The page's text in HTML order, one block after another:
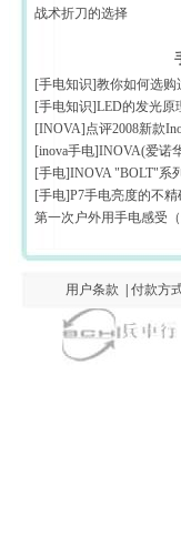
战术折刀的选择
[手电知识]教你如何选购
[手电知识]LED的发光原
[INOVA]点评2008新款
[inova手电]INOVA(爱诺
[手电]INOVA "BOLT"系
[手电]P7手电亮度的不
第一次户外用手电感受（
用户条款 付款方